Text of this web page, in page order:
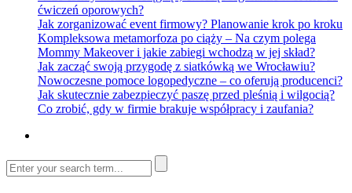
ćwiczeń oporowych?
Jak zorganizować event firmowy? Planowanie krok po kroku
Kompleksowa metamorfoza po ciąży – Na czym polega
Mommy Makeover i jakie zabiegi wchodzą w jej skład?
Jak zacząć swoją przygodę z siatkówką we Wrocławiu?
Nowoczesne pomoce logopedyczne – co oferują producenci?
Jak skutecznie zabezpieczyć paszę przed pleśnią i wilgocią?
Co zrobić, gdy w firmie brakuje współpracy i zaufania?